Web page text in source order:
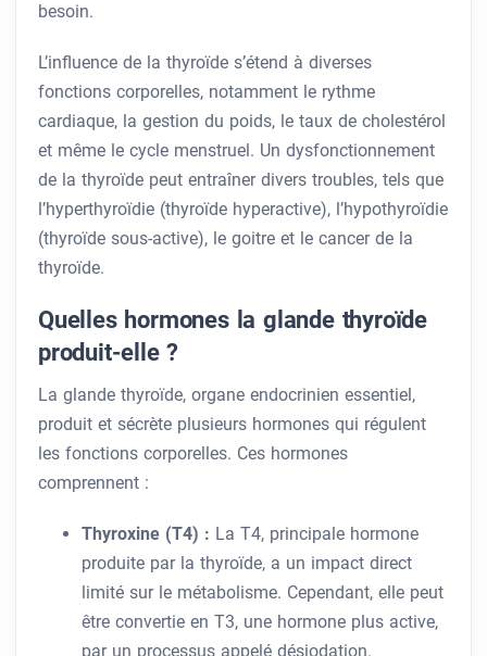
besoin.
L’influence de la thyroïde s’étend à diverses
fonctions corporelles, notamment le rythme
cardiaque, la gestion du poids, le taux de cholestérol
et même le cycle menstruel. Un dysfonctionnement
de la thyroïde peut entraîner divers troubles, tels que
l’hyperthyroïdie (thyroïde hyperactive), l’hypothyroïdie
(thyroïde sous-active), le goitre et le cancer de la
thyroïde.
Quelles hormones la glande thyroïde
produit-elle ?
La glande thyroïde, organe endocrinien essentiel,
produit et sécrète plusieurs hormones qui régulent
les fonctions corporelles. Ces hormones
comprennent :
Thyroxine (T4) : La T4, principale hormone
produite par la thyroïde, a un impact direct
limité sur le métabolisme. Cependant, elle peut
être convertie en T3, une hormone plus active,
par un processus appelé désiodation.